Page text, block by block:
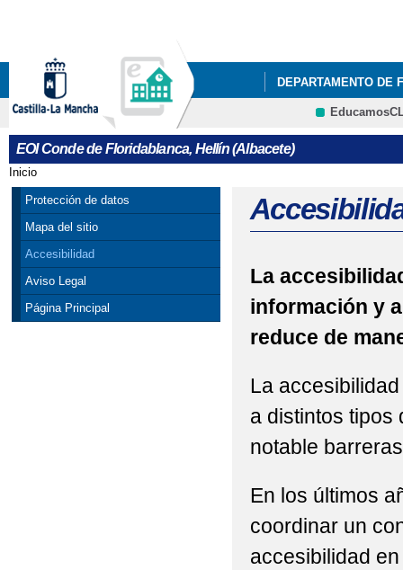
DEPARTAMENTO DE
NUESTRO CENTRO
DEPARTAMENTO DE
EOI Conde de Floridablanca, Hellín (Albacete)
Se encuentra usted aquí
Inicio
Protección de datos
Mapa del sitio
Accesibilidad
Aviso Legal
Página Principal
La
información y
reduce de
La
a distintos tipos
notable
En los últimos
coordinar un
accesibilidad